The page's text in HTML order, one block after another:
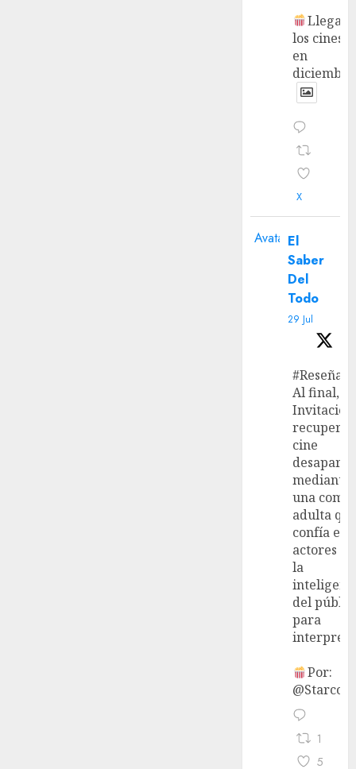
Llega a
los cines
en
X
Avatar El
Saber
Del
Todo
29 Jul
#Reseña
Al final,
recupera
cine
mediante
una
adulta
confía en
actores y
la
del
para
Por:
1
5